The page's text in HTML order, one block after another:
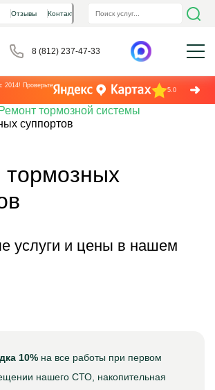
Отзывы Контакты
8 (812) 237-47-33
2014! Проверьте
5.0
Ремонт тормозной системы
суппортов
тормозных
услуги и цены в нашем
10% на все работы при первом
нашего СТО, накопительная